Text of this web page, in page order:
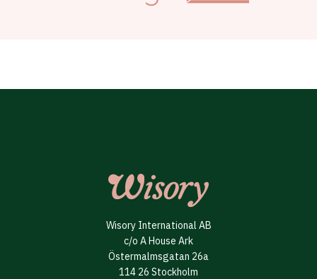
Wisory International AB
c/o A House Ark
Östermalmsgatan 26a
114 26 Stockholm